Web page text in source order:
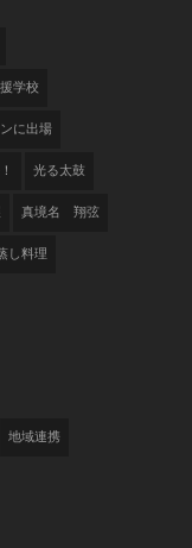
学校
に出場
光る太鼓
真境名 翔弦
し料理
地域連携